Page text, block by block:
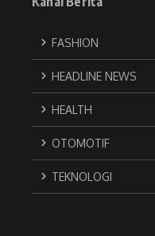
FASHION
HEADLINE NEWS
HEALTH
OTOMOTIF
TEKNOLOGI